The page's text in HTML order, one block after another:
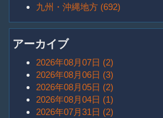
九州・沖縄地方 (692)
アーカイブ
2026年08月07日 (2)
2026年08月06日 (3)
2026年08月05日 (2)
2026年08月04日 (1)
2026年07月31日 (2)